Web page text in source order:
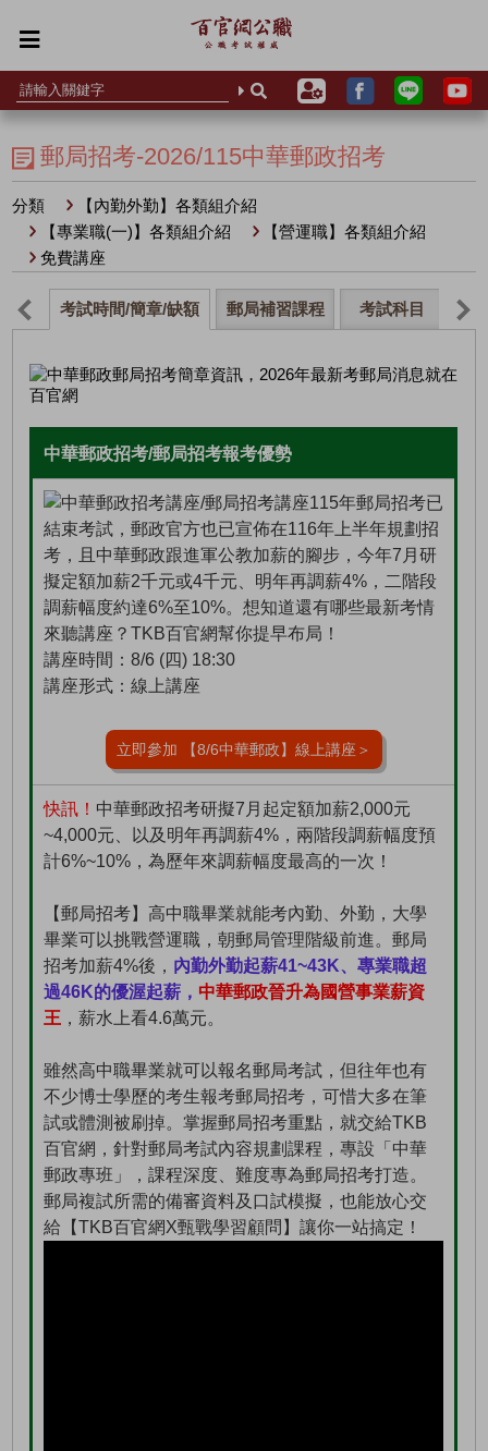
郵局招考-2026/115中華郵政招考
分類
【內勤外勤】各類組介紹
【專業職(一)】各類組介紹
【營運職】各類組介紹
免費講座
考試時間/簡章/缺額 郵局補習課程 考試科目 薪
中華郵政招考/郵局招考報考優勢
115年郵局招考已
結束考試，郵政官方也已宣佈在116年上半年規劃招
考，且中華郵政跟進軍公教加薪的腳步，今年7月研
擬定額加薪2千元或4千元、明年再調薪4%，二階段
調薪幅度約達6%至10%。想知道還有哪些最新考情
來聽講座？TKB百官網幫你提早布局！
講座時間：8/6 (四) 18:30
講座形式：線上講座
立即參加 【8/6中華郵政】線上講座＞
快訊！ 中華郵政招考研擬7月起定額加薪2,000元
~4,000元、以及明年再調薪4%，兩階段調薪幅度預
計6%~10%，為歷年來調薪幅度最高的一次！
【郵局招考】高中職畢業就能考內勤、外勤，大學
畢業可以挑戰營運職，朝郵局管理階級前進。郵局
招考加薪4%後， 內勤外勤起薪41~43K、專業職超
過46K的優渥起薪， 中華郵政晉升為國營事業薪資
王 ，薪水上看4.6萬元。
雖然高中職畢業就可以報名郵局考試，但往年也有
不少博士學歷的考生報考郵局招考，可惜大多在筆
試或體測被刷掉。掌握郵局招考重點，就交給TKB
百官網，針對郵局考試內容規劃課程，專設「中華
郵政專班」，課程深度、難度專為郵局招考打造。
郵局複試所需的備審資料及口試模擬，也能放心交
給【TKB百官網X甄戰學習顧問】讓你一站搞定！